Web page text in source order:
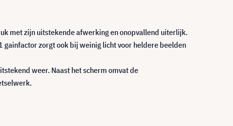
met zijn uitstekende afwerking en onopvallend uiterlijk.
zorgt ook bij weinig licht voor heldere beelden
weer. Naast het scherm omvat de